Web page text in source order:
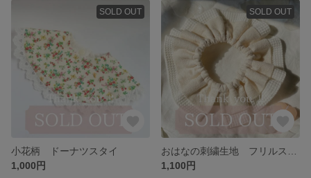
SOLD OUT
小花柄 ドーナツスタイ
1,000円
SOLD OUT
1,100円